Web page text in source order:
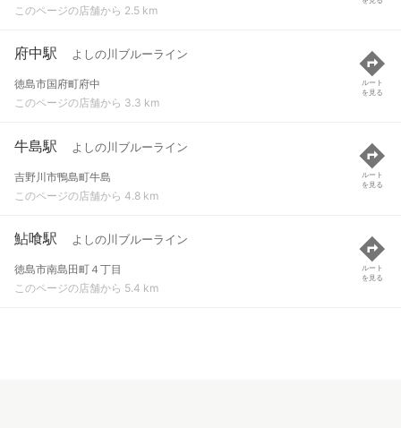
このページの店舗から 2.5 km
府中駅 よしの川ブルーライン
徳島市国府町府中
このページの店舗から 3.3 km
ルート
を見る
牛島駅 よしの川ブルーライン
吉野川市鴨島町牛島
このページの店舗から 4.8 km
ルート
を見る
鮎喰駅 よしの川ブルーライン
徳島市南島田町４丁目
このページの店舗から 5.4 km
ルート
を見る